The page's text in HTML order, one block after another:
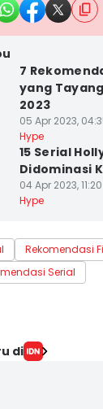
7
yang
2023
05 Apr 2023,
Hype
15 Serial
Didominasi
04 Apr 2023,
Hype
Rekomendasi
Serial
di